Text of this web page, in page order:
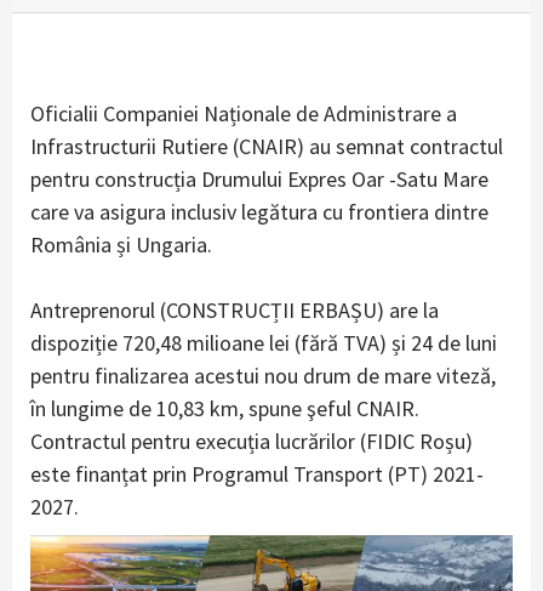
Oficialii Companiei Naționale de Administrare a
Infrastructurii Rutiere (CNAIR) au semnat contractul
pentru construcția Drumului Expres Oar -Satu Mare
care va asigura inclusiv legătura cu frontiera dintre
România și Ungaria.
Antreprenorul (CONSTRUCȚII ERBAȘU) are la
dispoziție 720,48 milioane lei (fără TVA) și 24 de luni
pentru finalizarea acestui nou drum de mare viteză,
în lungime de 10,83 km, spune şeful CNAIR.
Contractul pentru execuția lucrărilor (FIDIC Roșu)
este finanțat prin Programul Transport (PT) 2021-
2027.